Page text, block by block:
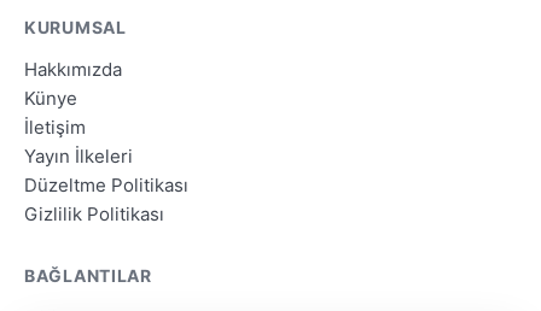
KURUMSAL
Hakkımızda
Künye
İletişim
Yayın İlkeleri
Düzeltme Politikası
Gizlilik Politikası
BAĞLANTILAR